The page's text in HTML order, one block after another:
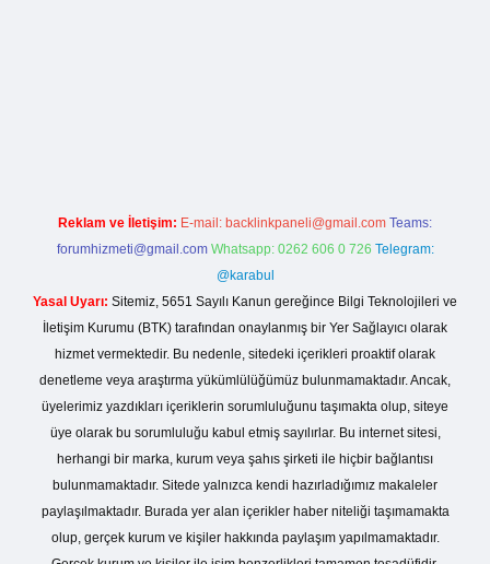
Reklam ve İletişim: E-mail: backlinkpaneli@gmail.com Teams:
forumhizmeti@gmail.com Whatsapp: 0262 606 0 726 Telegram:
@karabul
Yasal Uyarı: Sitemiz, 5651 Sayılı Kanun gereğince Bilgi Teknolojileri ve
İletişim Kurumu (BTK) tarafından onaylanmış bir Yer Sağlayıcı olarak
hizmet vermektedir. Bu nedenle, sitedeki içerikleri proaktif olarak
denetleme veya araştırma yükümlülüğümüz bulunmamaktadır. Ancak,
üyelerimiz yazdıkları içeriklerin sorumluluğunu taşımakta olup, siteye
üye olarak bu sorumluluğu kabul etmiş sayılırlar. Bu internet sitesi,
herhangi bir marka, kurum veya şahıs şirketi ile hiçbir bağlantısı
bulunmamaktadır. Sitede yalnızca kendi hazırladığımız makaleler
paylaşılmaktadır. Burada yer alan içerikler haber niteliği taşımamakta
olup, gerçek kurum ve kişiler hakkında paylaşım yapılmamaktadır.